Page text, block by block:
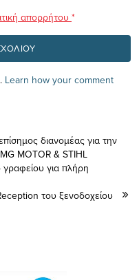
απορρήτου *
Learn how your comment
διανομέας για την
MOTOR & STIHL
για πλήρη
του ξενοδοχείου